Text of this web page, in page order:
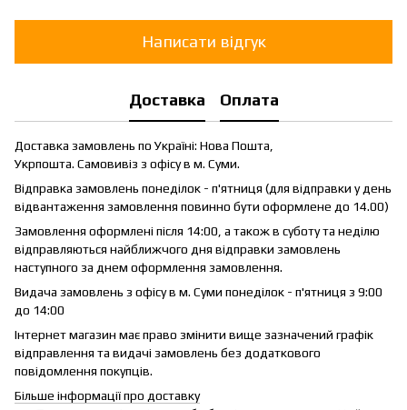
Написати відгук
Доставка Оплата
Доставка замовлень по Україні: Нова Пошта,
Укрпошта. Самовивіз з офісу в м. Суми.
Відправка замовлень понеділок - п'ятниця (для відправки у день
відвантаження замовлення повинно бути оформлене до 14.00)
Замовлення оформлені після 14:00, а також в суботу та неділю
відправляються найближчого дня відправки замовлень
наступного за днем оформлення замовлення.
Видача замовлень з офісу в м. Суми понеділок - п'ятниця з 9:00
до 14:00
Інтернет магазин має право змінити вище зазначений графік
відправлення та видачі замовлень без додаткового
повідомлення покупців.
Більше інформації про доставку